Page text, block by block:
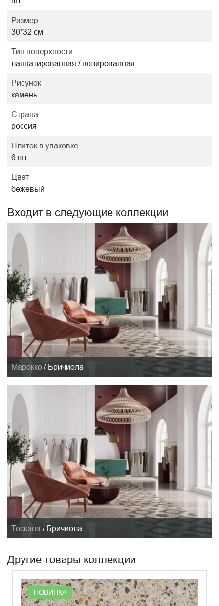
Размер
30*32 см
Тип поверхности
лаппатированная / полированная
Рисунок
камень
Страна
россия
Плиток в упаковке
6 шт
Цвет
бежевый
Входит в следующие коллекции
Марокко / Бричиола
Тоскана / Бричиола
Другие товары коллекции
НОВИНКА